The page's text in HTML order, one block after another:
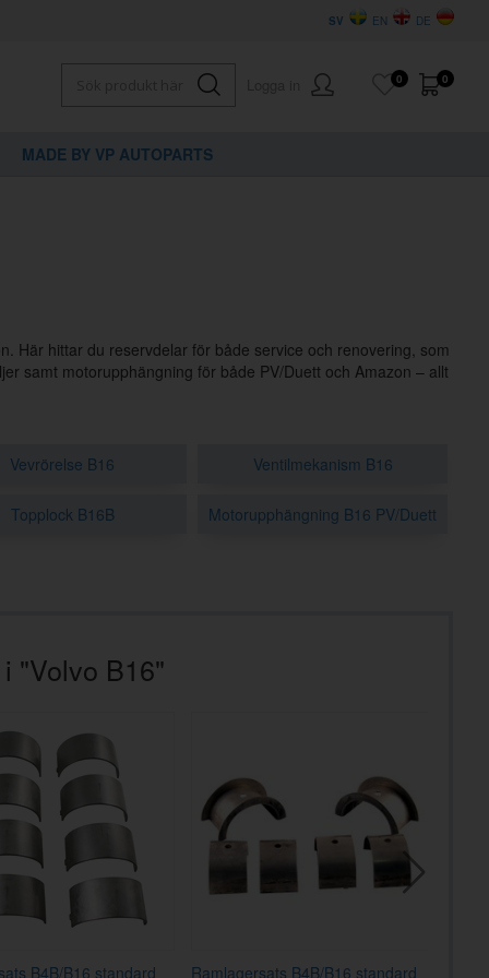
DE
EN
SV
0
0
MADE BY VP AUTOPARTS
Här hittar du reservdelar för både service och renovering, som
samt motorupphängning för både PV/Duett och Amazon – allt
Vevrörelse B16 Ventilmekanism B16
Topplock B16B Motorupphängning B16 PV/Duett
"Volvo B16"
B4B/B16 standard Ramlagersats B4B/B16 standard